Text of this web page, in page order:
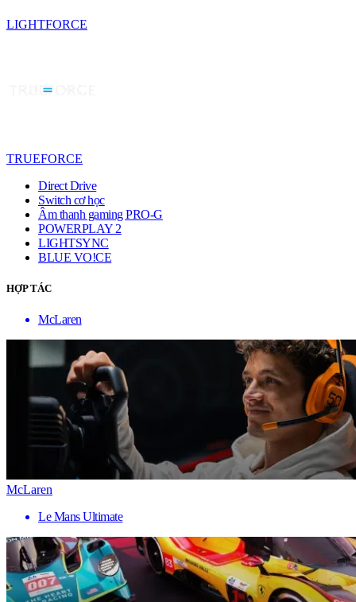
LIGHTFORCE
TRUEFORCE
Direct Drive
Switch cơ học
Âm thanh gaming PRO-G
POWERPLAY 2
LIGHTSYNC
BLUE VO!CE
HỢP TÁC
McLaren
McLaren
Le Mans Ultimate